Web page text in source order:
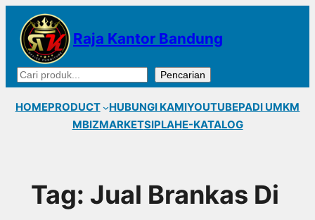
Lewati
konten
Raja Kantor Bandung
Cari Pencarian
HOMEPRODUCT HUBUNGI KAMIYOUTUBEPADI UMKM
MBIZMARKETSIPLAHE-KATALOG
Tag: Jual Brankas Di